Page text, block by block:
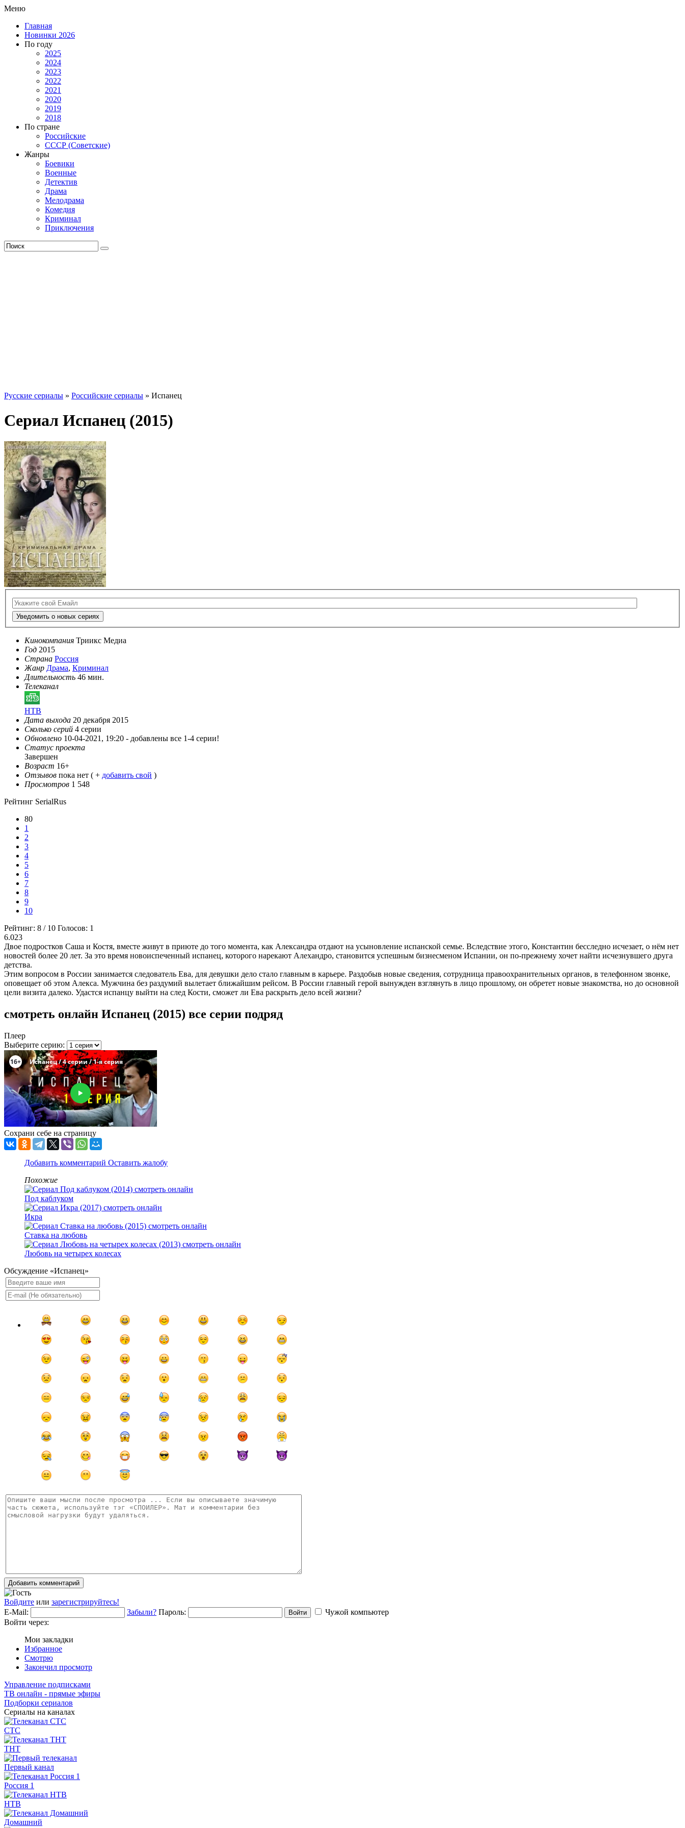
Меню
Главная
Новинки 2026
По году
2025
2024
2023
2022
2021
2020
2019
2018
По стране
Российские
СССР (Советские)
Жанры
Боевики
Военные
Детектив
Драма
Мелодрама
Комедия
Криминал
Приключения
Русские сериалы » Российские сериалы » Испанец
Сериал Испанец (2015)
Уведомить о новых сериях
Кинокомпания Триикс Медиа
Год 2015
Страна Россия
Жанр Драма, Криминал
Длительность 46 мин.
Телеканал
НТВ
Дата выхода 20 декабря 2015
Сколько серий 4 серии
Обновлено 10-04-2021, 19:20 - добавлены все 1-4 серии!
Статус проекта
Завершен
Возраст 16+
Отзывов пока нет ( + добавить свой )
Просмотров 1 548
Рейтинг SerialRus
80
1
2
3
4
5
6
7
8
9
10
Рейтинг: 8 / 10 Голосов: 1
6.023
Двое подростков Саша и Костя, вместе живут в приюте до того момента, как Александра отдают на усыновление испанской семье. Вследствие этого, Константин бесследно исчезает, о нём нет
новостей более 20 лет. За это время новоиспеченный испанец, которого нарекают Алехандро, становится успешным бизнесменом Испании, он по-прежнему хочет найти исчезнувшего друга
детства.
Этим вопросом в России занимается следователь Ева, для девушки дело стало главным в карьере. Раздобыв новые сведения, сотрудница правоохранительных органов, в телефонном звонке,
оповещает об этом Алекса. Мужчина без раздумий вылетает ближайшим рейсом. В России главный герой вынужден взглянуть в лицо прошлому, он обретет новые знакомства, но до основной
цели визита далеко. Удастся испанцу выйти на след Кости, сможет ли Ева раскрыть дело всей жизни?
смотреть онлайн Испанец (2015) все серии подряд
Плеер
Выберите серию:
Сохрани себе на страницу
Добавить комментарий Оставить жалобу
Похожие
Под каблуком
Икра
Ставка на любовь
Любовь на четырех колесах
Обсуждение «Испанец»
Добавить комментарий
Войдите или зарегистрируйтесь!
E-Mail:
Забыли? Пароль: Войти
Чужой компьютер
Войти через:
Мои закладки
Избранное
Смотрю
Закончил просмотр
Управление подписками
ТВ онлайн - прямые эфиры
Подборки сериалов
Сериалы на каналах
СТС
ТНТ
Первый канал
Россия 1
НТВ
Домашний